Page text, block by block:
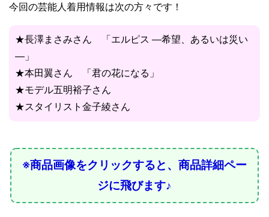
今回の芸能人着用情報は次の方々です！
★長澤まさみさん 「エルピス ―希望、あるいは災い
―」
★本田翼さん 「君の花になる」
★モデル五明裕子さん
★スタイリスト金子綾さん
※商品画像をクリックすると、商品詳細ペー
ジに飛びます♪